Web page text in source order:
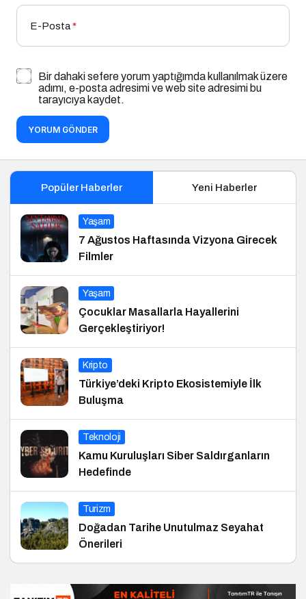
E-Posta*
Bir dahaki sefere yorum yaptığımda kullanılmak üzere
adımı, e-posta adresimi ve web site adresimi bu
tarayıcıya kaydet.
YORUM GÖNDER
Popüler Haberler Yeni Haberler
Yaşam
7 Ağustos Haftasında Vizyona Girecek
Filmler
Yaşam
Çocuklar Masallarla Hayallerini
Gerçekleştiriyor!
Kripto
Türkiye’deki Kripto Ekosistemiyle İlk
Buluşma
Teknoloji
Kamu Kuruluşları Siber Saldırganların
Hedefinde
Turizm
Doğadan Tarihe Unutulmaz Seyahat
Önerileri